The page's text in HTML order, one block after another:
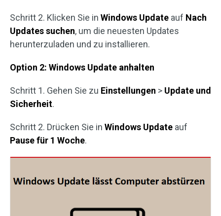
Schritt 2. Klicken Sie in Windows Update auf Nach
Updates suchen, um die neuesten Updates
herunterzuladen und zu installieren.
Option 2: Windows Update anhalten
Schritt 1. Gehen Sie zu Einstellungen > Update und
Sicherheit.
Schritt 2. Drücken Sie in Windows Update auf
Pause für 1 Woche.